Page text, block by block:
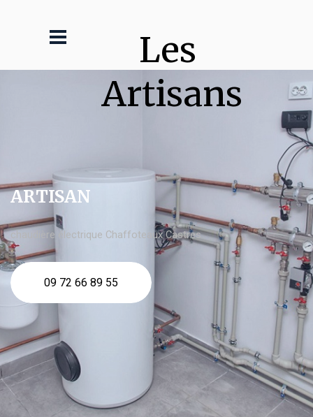
Les
Artisans
ARTISAN
chaudière électrique Chaffoteaux Castres
09 72 66 89 55